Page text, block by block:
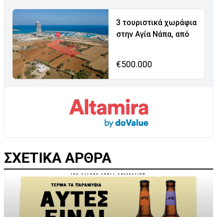
3 τουριστικά χωράφια
στην Αγία Νάπα, από
€500.000
ΣΧΕΤΙΚΑ ΑΡΘΡΑ